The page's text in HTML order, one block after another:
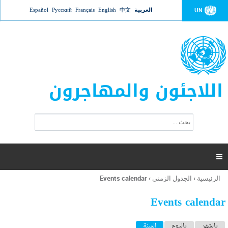
Jump to navigation UN العربية 中文
English
Français
Русский
Español
اللاجئون والمهاجرون
ت
ر
ل
ح
ب

أنت
هنا
الرئيسية › الجدول الزمني ›
Events calendar
Events calendar